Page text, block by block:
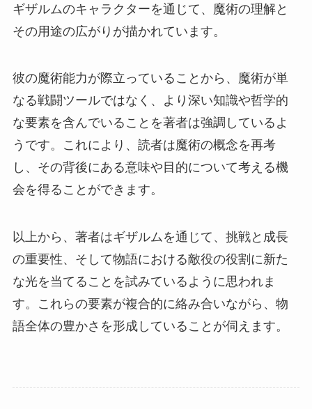
ギザルムのキャラクターを通じて、魔術の理解と
その用途の広がりが描かれています。
彼の魔術能力が際立っていることから、魔術が単
なる戦闘ツールではなく、より深い知識や哲学的
な要素を含んでいることを著者は強調しているよ
うです。これにより、読者は魔術の概念を再考
し、その背後にある意味や目的について考える機
会を得ることができます。
以上から、著者はギザルムを通じて、挑戦と成長
の重要性、そして物語における敵役の役割に新た
な光を当てることを試みているように思われま
す。これらの要素が複合的に絡み合いながら、物
語全体の豊かさを形成していることが伺えます。